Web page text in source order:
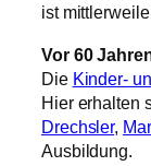
ist
Vor 60
Die Kinder-
Hier erhalten
Drechsler,
Ausbildung.